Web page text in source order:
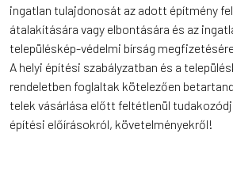
ingatlan tulajdonosát az adott építmény
átalakítására vagy elbontására és az
településkép-védelmi bírság
A helyi építési szabályzatban és a
rendeletben foglaltak kötelezően
telek vásárlása előtt feltétlenül
építési előírásokról, követelményekről!